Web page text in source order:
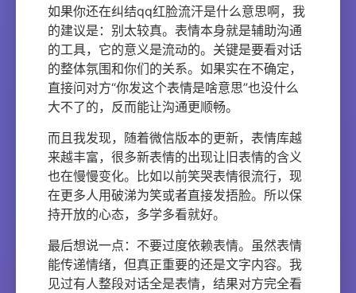
如果你还在纠结qq红脸流汗是什么意思啊，我
的建议是：别太较真。表情本身就是辅助沟通
的工具，它的意义是流动的。关键是要看对话
的整体氛围和你们的关系。如果实在不确定，
直接问对方“你发这个表情是啥意思”也没什么
大不了的，反而能让沟通更顺畅。
而且我发现，随着微信版本的更新，表情库越
来越丰富，很多新表情的出现让旧表情的含义
也在慢慢变化。比如以前笑哭表情很流行，现
在更多人用破涕为笑或者直接发捂脸。所以保
持开放的心态，多学多看就好。
最后想说一点：不要过度依赖表情。虽然表情
能传递情绪，但真正重要的还是文字内容。我
见过有人整段对话全是表情，结果对方完全看